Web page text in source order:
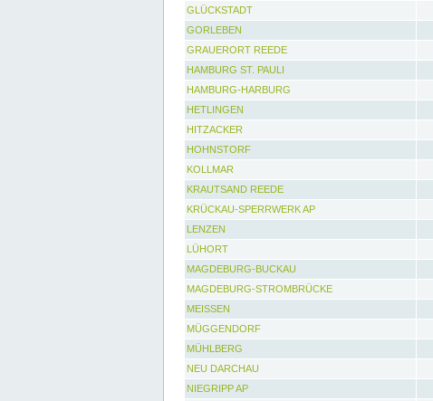
GLÜCKSTADT
GORLEBEN
GRAUERORT REEDE
HAMBURG ST. PAULI
HAMBURG-HARBURG
HETLINGEN
HITZACKER
HOHNSTORF
KOLLMAR
KRAUTSAND REEDE
KRÜCKAU-SPERRWERK AP
LENZEN
LÜHORT
MAGDEBURG-BUCKAU
MAGDEBURG-STROMBRÜCKE
MEISSEN
MÜGGENDORF
MÜHLBERG
NEU DARCHAU
NIEGRIPP AP